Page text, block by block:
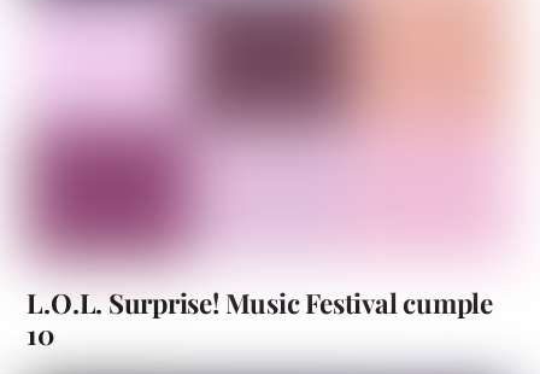
L.O.L. Surprise! Music Festival cumple
10